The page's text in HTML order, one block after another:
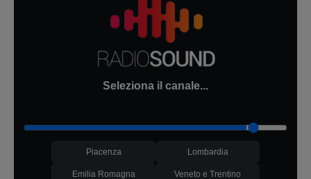
Seleziona il canale...
Piacenza Lombardia
Emilia Romagna Veneto e Trentino